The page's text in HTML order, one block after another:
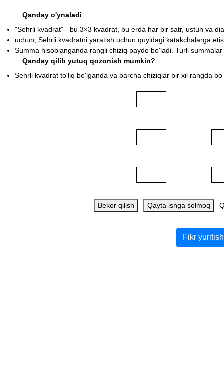
Qanday o'ynaladi
"Sehrli kvadrat" - bu 3×3 kvadrat, bu erda har bir satr, ustun va
uchun, Sehrli kvadratni yaratish uchun quyidagi katakchalarga
Summa hisoblanganda rangli chiziq paydo bo'ladi. Turli
Qanday qilib yutuq qozonish mumkin?
Sehrli kvadrat to'liq bo'lganda va barcha chiziqlar bir xil rangda
Bekor qilish Qayta ishga solmoq
Fikr